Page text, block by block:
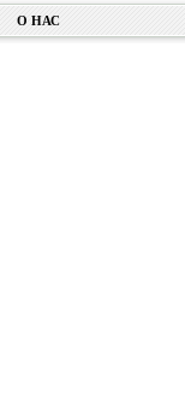
О НАС